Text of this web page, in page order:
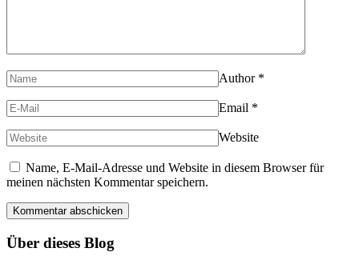
Author *
Email *
Website
Name, E-Mail-Adresse und Website in diesem Browser für
meinen nächsten Kommentar speichern.
Über dieses Blog